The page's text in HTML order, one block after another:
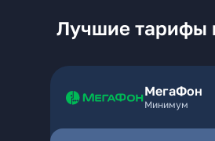
Лучшие тарифы
МегаФон
Минимум